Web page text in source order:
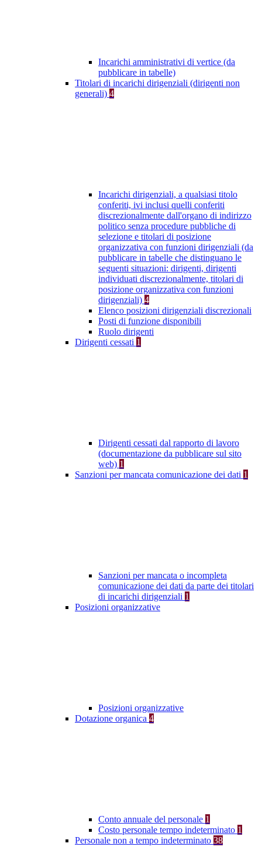
Incarichi amministrativi di vertice (da
pubblicare in tabelle)
Titolari di incarichi dirigenziali (dirigenti non
generali) 4
Incarichi dirigenziali, a qualsiasi titolo
conferiti, ivi inclusi quelli conferiti
discrezionalmente dall'organo di indirizzo
politico senza procedure pubbliche di
selezione e titolari di posizione
organizzativa con funzioni dirigenziali (da
pubblicare in tabelle che distinguano le
seguenti situazioni: dirigenti, dirigenti
individuati discrezionalmente, titolari di
posizione organizzativa con funzioni
dirigenziali) 4
Elenco posizioni dirigenziali discrezionali
Posti di funzione disponibili
Ruolo dirigenti
Dirigenti cessati 1
Dirigenti cessati dal rapporto di lavoro
(documentazione da pubblicare sul sito
web) 1
Sanzioni per mancata comunicazione dei dati 1
Sanzioni per mancata o incompleta
comunicazione dei dati da parte dei titolari
di incarichi dirigenziali 1
Posizioni organizzative
Posizioni organizzative
Dotazione organica 4
Conto annuale del personale 1
Costo personale tempo indeterminato 1
Personale non a tempo indeterminato 38